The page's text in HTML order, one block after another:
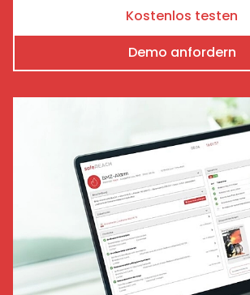
Kostenlos testen
Demo anfordern